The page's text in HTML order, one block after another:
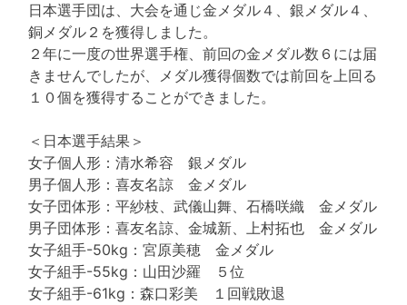
日本選手団は、大会を通じ金メダル４、銀メダル４、
銅メダル２を獲得しました。
２年に一度の世界選手権、前回の金メダル数６には届
きませんでしたが、メダル獲得個数では前回を上回る
１０個を獲得することができました。
＜日本選手結果＞
女子個人形：清水希容 銀メダル
男子個人形：喜友名諒 金メダル
女子団体形：平紗枝、武儀山舞、石橋咲織 金メダル
男子団体形：喜友名諒、金城新、上村拓也 金メダル
女子組手-50kg：宮原美穂 金メダル
女子組手-55kg：山田沙羅 ５位
女子組手-61kg：森口彩美 １回戦敗退